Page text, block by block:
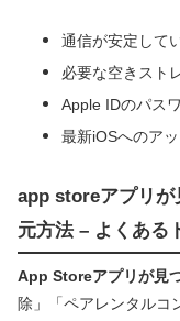
通信が安定して
必要な空きスト
Apple IDのパス
最新iOSへのア
app storeアプリが
元方法 – よくある
App Storeアプリが見
除」「ペアレンタルコ